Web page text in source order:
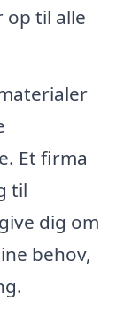
op til alle
Et firma
til
dig om
behov,